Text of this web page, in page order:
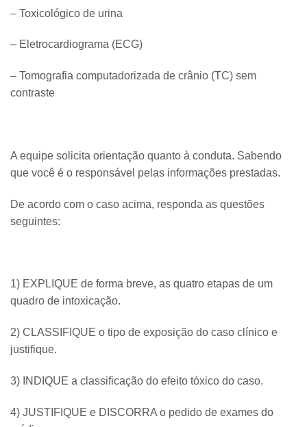
– Toxicológico de urina
– Eletrocardiograma (ECG)
– Tomografia computadorizada de crânio (TC) sem
contraste
A equipe solicita orientação quanto à conduta. Sabendo
que você é o responsável pelas informações prestadas.
De acordo com o caso acima, responda as questões
seguintes:
1) EXPLIQUE de forma breve, as quatro etapas de um
quadro de intoxicação.
2) CLASSIFIQUE o tipo de exposição do caso clínico e
justifique.
3) INDIQUE a classificação do efeito tóxico do caso.
4) JUSTIFIQUE e DISCORRA o pedido de exames do